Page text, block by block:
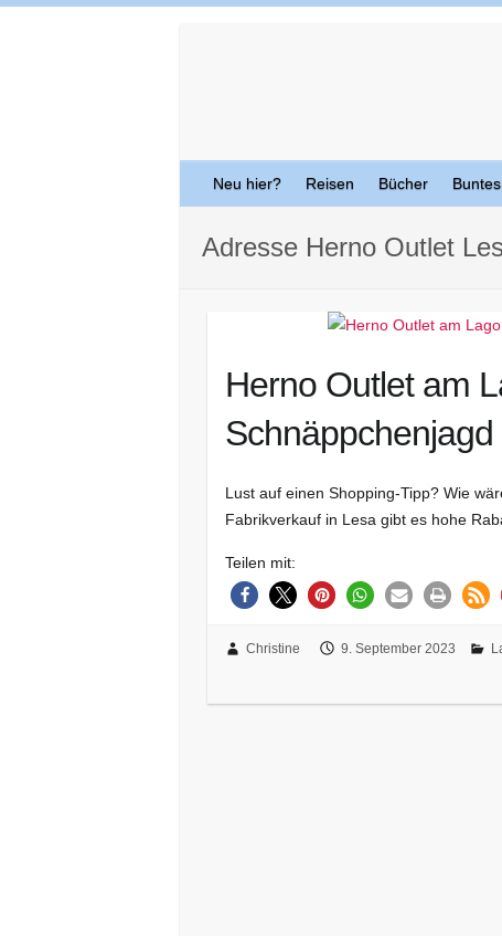
Neu hier? Reisen Bücher Buntes
Adresse Herno Outlet
Herno Outlet am
Lust auf einen Shopping-Tipp? Wie
Fabrikverkauf in Lesa gibt es hohe
Teilen mit:
Christine 9. September 2023